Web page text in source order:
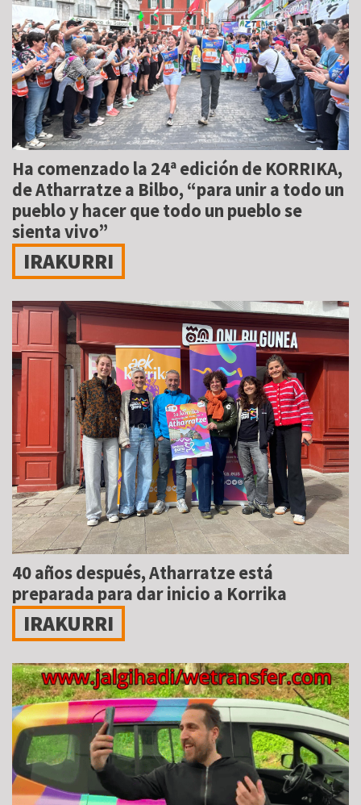
Ha comenzado la 24ª edición de KORRIKA,
de Atharratze a Bilbo, “para unir a todo un
pueblo y hacer que todo un pueblo se
sienta vivo”
IRAKURRI
40 años después, Atharratze está
preparada para dar inicio a Korrika
IRAKURRI